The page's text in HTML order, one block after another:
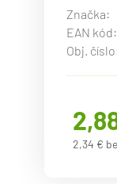
Značka:
EAN kód:
Obj.
2,34 €